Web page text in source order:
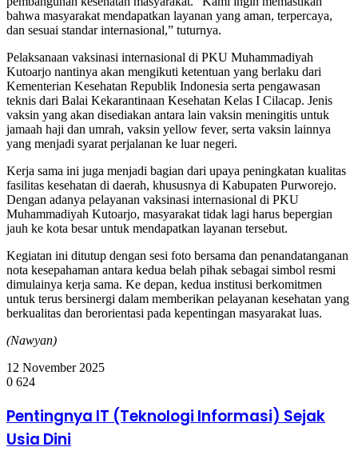
bahwa masyarakat mendapatkan layanan yang aman, terpercaya,
dan sesuai standar internasional,” tuturnya.
Pelaksanaan vaksinasi internasional di PKU Muhammadiyah
Kutoarjo nantinya akan mengikuti ketentuan yang berlaku dari
Kementerian Kesehatan Republik Indonesia serta pengawasan
teknis dari Balai Kekarantinaan Kesehatan Kelas I Cilacap. Jenis
vaksin yang akan disediakan antara lain vaksin meningitis untuk
jamaah haji dan umrah, vaksin yellow fever, serta vaksin lainnya
yang menjadi syarat perjalanan ke luar negeri.
Kerja sama ini juga menjadi bagian dari upaya peningkatan kualitas
fasilitas kesehatan di daerah, khususnya di Kabupaten Purworejo.
Dengan adanya pelayanan vaksinasi internasional di PKU
Muhammadiyah Kutoarjo, masyarakat tidak lagi harus bepergian
jauh ke kota besar untuk mendapatkan layanan tersebut.
Kegiatan ini ditutup dengan sesi foto bersama dan penandatanganan
nota kesepahaman antara kedua belah pihak sebagai simbol resmi
dimulainya kerja sama. Ke depan, kedua institusi berkomitmen
untuk terus bersinergi dalam memberikan pelayanan kesehatan yang
berkualitas dan berorientasi pada kepentingan masyarakat luas.
(Nawyan)
12 November 2025
0 624
Pentingnya
IT
(Teknologi
Pentingnya IT (Teknologi Informasi) Sejak
Usia Dini